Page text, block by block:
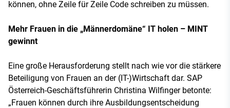
können, ohne Zeile für Zeile Code schreiben zu müssen.
Mehr Frauen in die „Männerdomäne“ IT holen – MINT
gewinnt
Eine große Herausforderung stellt nach wie vor die stärkere
Beteiligung von Frauen an der (IT-)Wirtschaft dar. SAP
Österreich-Geschäftsführerin Christina Wilfinger betonte:
„Frauen können durch ihre Ausbildungsentscheidung